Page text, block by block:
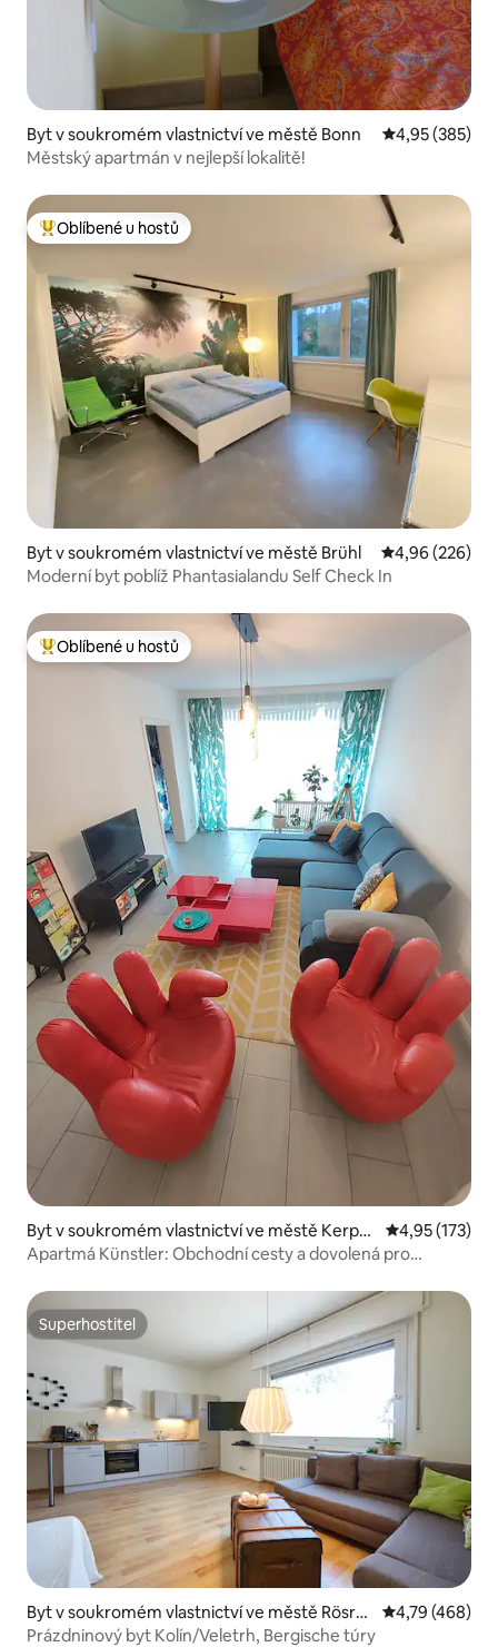
Byt v soukromém vlastnictví ve městě Bonn Průměrné
4,95 (385)
Městský apartmán v nejlepší lokalitě!
Nejlepší v kategorii Oblíbené u hostů
Oblíbené u hostů
Byt v soukromém vlastnictví ve městě Brühl Průměrné
4,96 (226)
Moderní byt poblíž Phantasialandu Self Check In
Nejlepší v kategorii Oblíbené u hostů
Oblíbené u hostů
Byt v soukromém vlastnictví ve městě Kerpe
n
Průměrné
4,95 (173)
Apartmá Künstler: Obchodní cesty a dovolená pro
Superhostitel
Superhostitel
Byt v soukromém vlastnictví ve městě Rösrat
h
Průměrné
4,79 (468)
Prázdninový byt Kolín/Veletrh, Bergische túry